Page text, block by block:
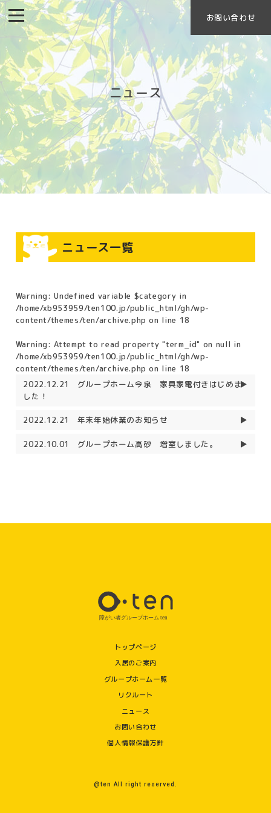
お問い合わせ
ニュース
ニュース一覧
Warning: Undefined variable $category in
/home/xb953959/ten100.jp/public_html/gh/wp-
content/themes/ten/archive.php on line 18
Warning: Attempt to read property "term_id" on null in
/home/xb953959/ten100.jp/public_html/gh/wp-
content/themes/ten/archive.php on line 18
2022.12.21
グループホーム今泉 家具家電付きはじめま
した！
2022.12.21 年末年始休業のお知らせ
2022.10.01 グループホーム高砂 増室しました。
トップページ
入居のご案内
グループホーム一覧
リクルート
ニュース
お問い合わせ
個人情報保護方針
@ten All right reserved.